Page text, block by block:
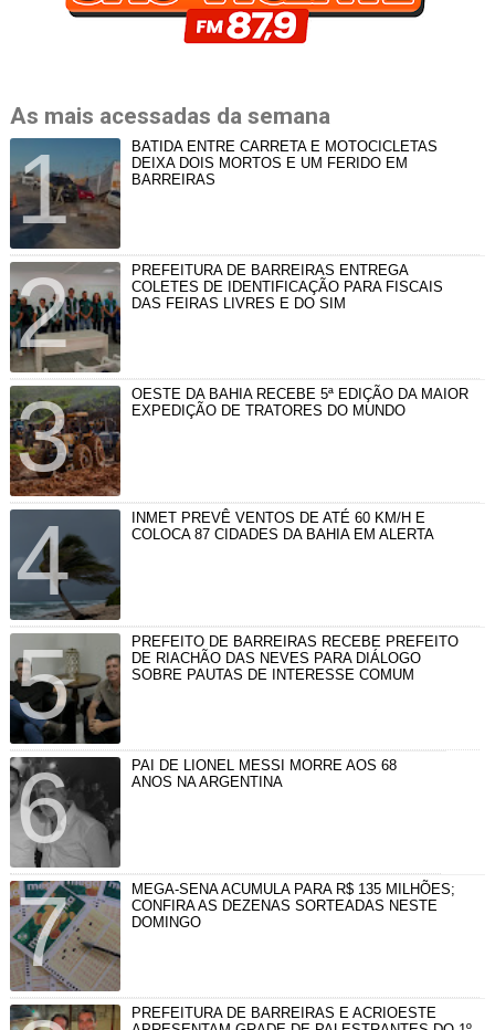
As mais acessadas da semana
BATIDA ENTRE CARRETA E MOTOCICLETAS
DEIXA DOIS MORTOS E UM FERIDO EM
BARREIRAS
PREFEITURA DE BARREIRAS ENTREGA
COLETES DE IDENTIFICAÇÃO PARA FISCAIS
DAS FEIRAS LIVRES E DO SIM
OESTE DA BAHIA RECEBE 5ª EDIÇÃO DA MAIOR
EXPEDIÇÃO DE TRATORES DO MUNDO
INMET PREVÊ VENTOS DE ATÉ 60 KM/H E
COLOCA 87 CIDADES DA BAHIA EM ALERTA
PREFEITO DE BARREIRAS RECEBE PREFEITO
DE RIACHÃO DAS NEVES PARA DIÁLOGO
SOBRE PAUTAS DE INTERESSE COMUM
PAI DE LIONEL MESSI MORRE AOS 68
ANOS NA ARGENTINA
MEGA-SENA ACUMULA PARA R$ 135 MILHÕES;
CONFIRA AS DEZENAS SORTEADAS NESTE
DOMINGO
PREFEITURA DE BARREIRAS E ACRIOESTE